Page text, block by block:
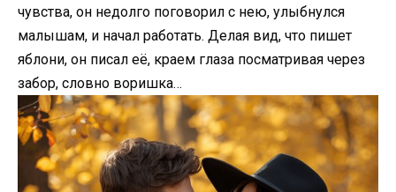
чувства, он недолго поговорил с нею, улыбнулся
малышам, и начал работать. Делая вид, что пишет
яблони, он писал её, краем глаза посматривая через
забор, словно воришка…